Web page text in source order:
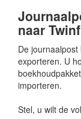
naar
De
exporteren. U
importeren.
Stel, u wilt de